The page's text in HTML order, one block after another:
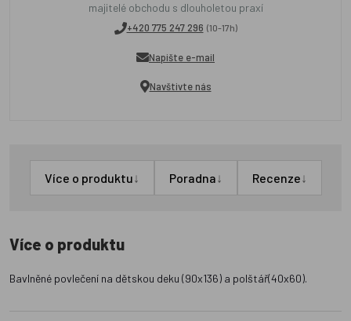
majitelé obchodu s dlouholetou praxí
+420 775 247 296 (10-17h)
Napište e-mail
Navštivte nás
Více o produktu↓ Poradna↓ Recenze↓
Více o produktu
Bavlněné povlečení na dětskou deku (90x136) a polštář(40x60).